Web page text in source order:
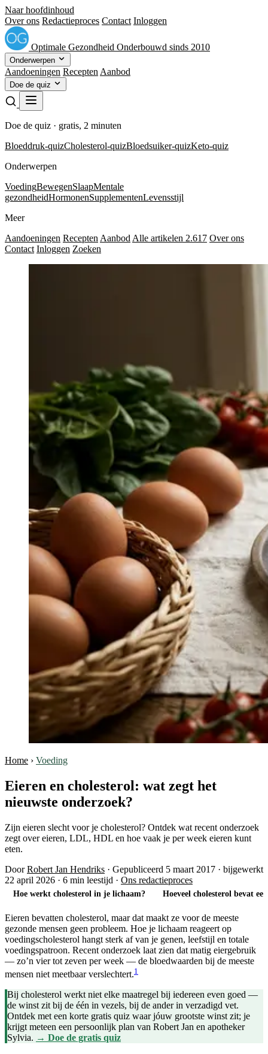
Naar hoofdinhoud
Over ons Redactieproces Contact Inloggen
Optimale Gezondheid Onderbouwd sinds 2010
Onderwerpen
Aandoeningen Recepten Aanbod
Doe de quiz
Doe de quiz · gratis, 2 minuten
Bloeddruk-quizCholesterol-quizBloedsuiker-quizKeto-quiz
Onderwerpen
VoedingBewegenSlaapMentale
gezondheidHormonenSupplementenLevensstijl
Meer
Aandoeningen Recepten Aanbod Alle artikelen 2.617 Over ons
Contact Inloggen Zoeken
Home › Voeding
Eieren en cholesterol: wat zegt het
nieuwste onderzoek?
Zijn eieren slecht voor je cholesterol? Ontdek wat recent onderzoek
zegt over eieren, LDL, HDL en hoe vaak je per week eieren kunt
eten.
DoorRobert Jan Hendriks · Gepubliceerd 5 maart 2017 · bijgewerkt
22 april 2026 · 6 min leestijd · Ons redactieproces
Hoe werkt cholesterol in je lichaam? Hoeveel cholesterol bevat
Eieren bevatten cholesterol, maar dat maakt ze voor de meeste
gezonde mensen geen probleem. Hoe je lichaam reageert op
voedingscholesterol hangt sterk af van je genen, leefstijl en totale
voedingspatroon. Recent onderzoek laat zien dat matig eiergebruik
— zo’n vier tot zeven per week — de bloedwaarden bij de meeste
mensen niet meetbaar verslechtert.1
Bij cholesterol werkt niet elke maatregel bij iedereen even goed —
de winst zit bij de één in vezels, bij de ander in verzadigd vet.
Ontdek met een korte gratis quiz waar jóuw grootste winst zit; je
krijgt meteen een persoonlijk plan van Robert Jan en apotheker
Sylvia. → Doe de gratis quiz